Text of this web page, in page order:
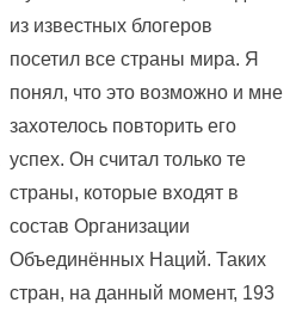
из известных блогеров
посетил все страны мира. Я
понял, что это возможно и мне
захотелось повторить его
успех. Он считал только те
страны, которые входят в
состав Организации
Объединённых Наций. Таких
стран, на данный момент, 193